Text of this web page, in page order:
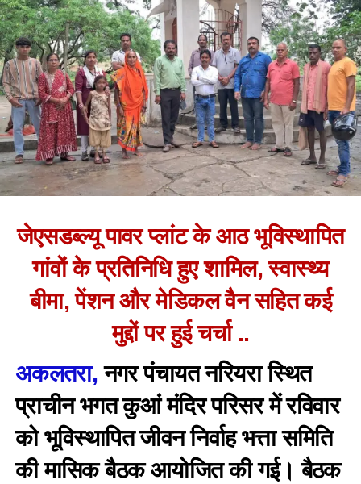
जेएसडब्ल्यू पावर प्लांट के आठ भूविस्थापित
गांवों के प्रतिनिधि हुए शामिल, स्वास्थ्य
बीमा, पेंशन और मेडिकल वैन सहित कई
मुद्दों पर हुई चर्चा ..
अकलतरा,नगर पंचायत नरियरा स्थित
प्राचीन भगत कुआं मंदिर परिसर में रविवार
को भूविस्थापित जीवन निर्वाह भत्ता समिति
की मासिक बैठक आयोजित की गई। बैठक